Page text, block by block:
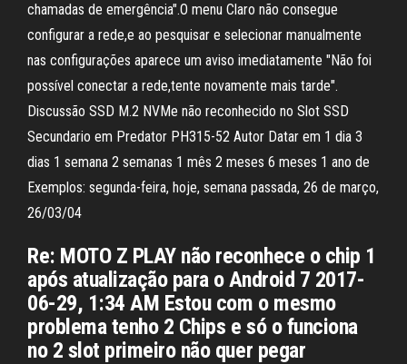
chamadas de emergência".O menu Claro não consegue
configurar a rede,e ao pesquisar e selecionar manualmente
nas configurações aparece um aviso imediatamente "Não foi
possível conectar a rede,tente novamente mais tarde".
Discussão SSD M.2 NVMe não reconhecido no Slot SSD
Secundario em Predator PH315-52 Autor Datar em 1 dia 3
dias 1 semana 2 semanas 1 mês 2 meses 6 meses 1 ano de
Exemplos: segunda-feira, hoje, semana passada, 26 de março,
26/03/04
Re: MOTO Z PLAY não reconhece o chip 1
após atualização para o Android 7 2017-
06-29, 1:34 AM Estou com o mesmo
problema tenho 2 Chips e só o funciona
no 2 slot primeiro não quer pegar